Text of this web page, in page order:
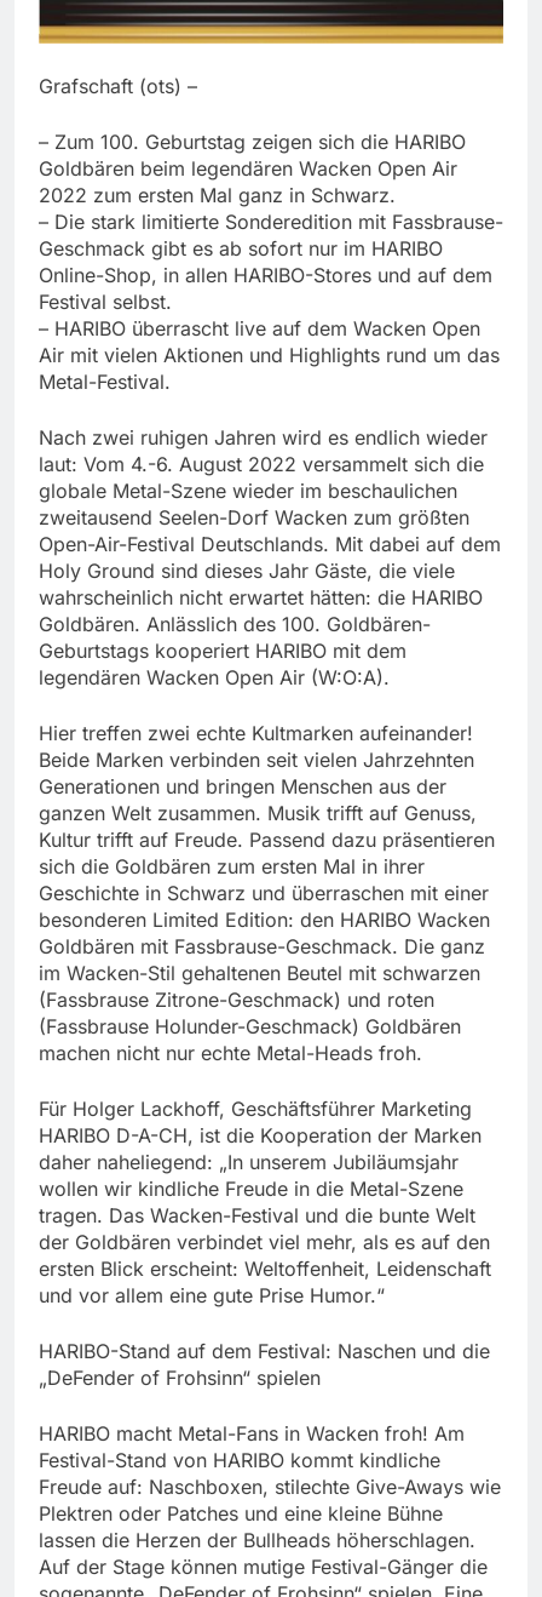
Grafschaft (ots) –
– Zum 100. Geburtstag zeigen sich die HARIBO
Goldbären beim legendären Wacken Open Air
2022 zum ersten Mal ganz in Schwarz.
– Die stark limitierte Sonderedition mit Fassbrause-
Geschmack gibt es ab sofort nur im HARIBO
Online-Shop, in allen HARIBO-Stores und auf dem
Festival selbst.
– HARIBO überrascht live auf dem Wacken Open
Air mit vielen Aktionen und Highlights rund um das
Metal-Festival.
Nach zwei ruhigen Jahren wird es endlich wieder
laut: Vom 4.-6. August 2022 versammelt sich die
globale Metal-Szene wieder im beschaulichen
zweitausend Seelen-Dorf Wacken zum größten
Open-Air-Festival Deutschlands. Mit dabei auf dem
Holy Ground sind dieses Jahr Gäste, die viele
wahrscheinlich nicht erwartet hätten: die HARIBO
Goldbären. Anlässlich des 100. Goldbären-
Geburtstags kooperiert HARIBO mit dem
legendären Wacken Open Air (W:O:A).
Hier treffen zwei echte Kultmarken aufeinander!
Beide Marken verbinden seit vielen Jahrzehnten
Generationen und bringen Menschen aus der
ganzen Welt zusammen. Musik trifft auf Genuss,
Kultur trifft auf Freude. Passend dazu präsentieren
sich die Goldbären zum ersten Mal in ihrer
Geschichte in Schwarz und überraschen mit einer
besonderen Limited Edition: den HARIBO Wacken
Goldbären mit Fassbrause-Geschmack. Die ganz
im Wacken-Stil gehaltenen Beutel mit schwarzen
(Fassbrause Zitrone-Geschmack) und roten
(Fassbrause Holunder-Geschmack) Goldbären
machen nicht nur echte Metal-Heads froh.
Für Holger Lackhoff, Geschäftsführer Marketing
HARIBO D-A-CH, ist die Kooperation der Marken
daher naheliegend: „In unserem Jubiläumsjahr
wollen wir kindliche Freude in die Metal-Szene
tragen. Das Wacken-Festival und die bunte Welt
der Goldbären verbindet viel mehr, als es auf den
ersten Blick erscheint: Weltoffenheit, Leidenschaft
und vor allem eine gute Prise Humor.“
HARIBO-Stand auf dem Festival: Naschen und die
„DeFender of Frohsinn“ spielen
HARIBO macht Metal-Fans in Wacken froh! Am
Festival-Stand von HARIBO kommt kindliche
Freude auf: Naschboxen, stilechte Give-Aways wie
Plektren oder Patches und eine kleine Bühne
lassen die Herzen der Bullheads höherschlagen.
Auf der Stage können mutige Festival-Gänger die